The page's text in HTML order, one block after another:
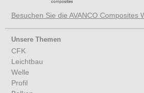
Besuchen Sie die AVANCO Composites
Unsere Themen
CFK
Leichtbau
Welle
Profil